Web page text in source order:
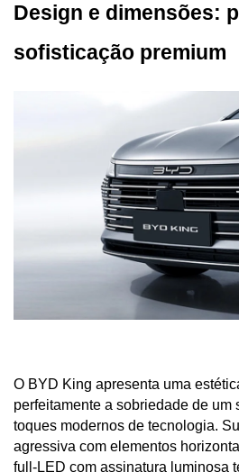
Design e dimensões:
sofisticação premium
O BYD King apresenta uma
perfeitamente a sobriedade de um
toques modernos de tecnologia.
agressiva com elementos
full-LED com assinatura luminosa